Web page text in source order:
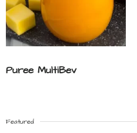
Puree MultiBev
Featured